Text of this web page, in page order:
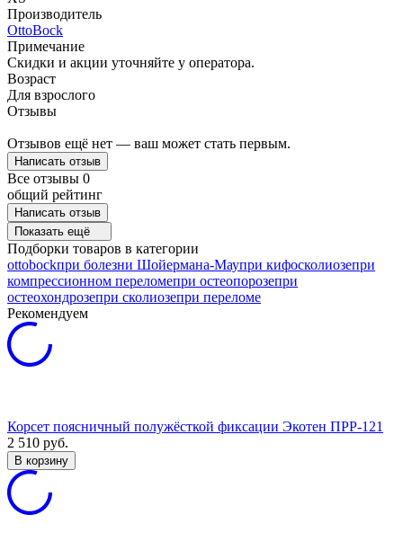
Производитель
OttoBock
Примечание
Скидки и акции уточняйте у оператора.
Возраст
Для взрослого
Отзывы
Отзывов ещё нет — ваш может стать первым.
Написать отзыв
Все отзывы 0
общий рейтинг
Написать отзыв
Показать ещё
Подборки товаров в категории
ottobockпри болезни Шойермана-Маупри кифосколиозепри
компрессионном переломепри остеопорозепри
остеохондрозепри сколиозепри переломе
Рекомендуем
Корсет поясничный полужёсткой фиксации Экотен ПРР-121
2 510 руб.
В корзину